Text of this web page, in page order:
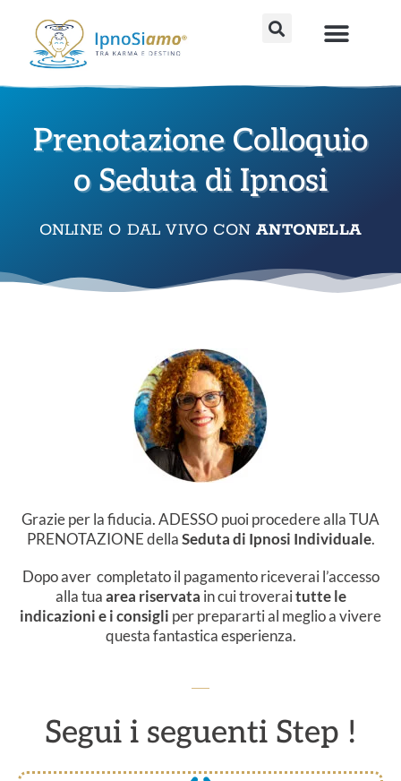
Prenotazione Colloquio
o Seduta di Ipnosi
ONLINE O DAL VIVO CONANTONELLA
Grazie per la fiducia. ADESSO puoi procedere alla TUA
PRENOTAZIONE dellaSeduta di Ipnosi Individuale.
Dopo aver completato il pagamentoriceverai l’accesso
alla tuaarea riservata in cui troveraitutte le
indicazioni e i consigli per prepararti al meglio a vivere
questa fantastica esperienza.
Segui i seguenti Step !